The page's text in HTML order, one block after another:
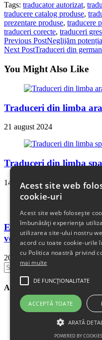
Tags: traducator autorizat,
traducere catalog produse,
prezentare produse, traducere
traduceri corecte, traduceri
Read
more
articles
Previous PostNeglijăm
Next PostTraduceri din
You Might Also Like
Traduceri din limba
21 august 2024
Traduceri din limba
14 august 2024
E scump un traducător
vede în preț
20 mai 2025
Search
for:
Articole recente
Dincolo de o simplă
Cele mai solicitate
Cele mai solicitate
Cele mai solicitate
Acest site web
cookie-uri
Acest site web folosește
îmbunătăți experiența
utilizarea site-ului nostru
acord cu toate cookie-urile
cu Politica noastră privind
mai multe
DE FUNCŢIONALITATE
ACCEPTĂ TOATE
ARATĂ
POWERED BY